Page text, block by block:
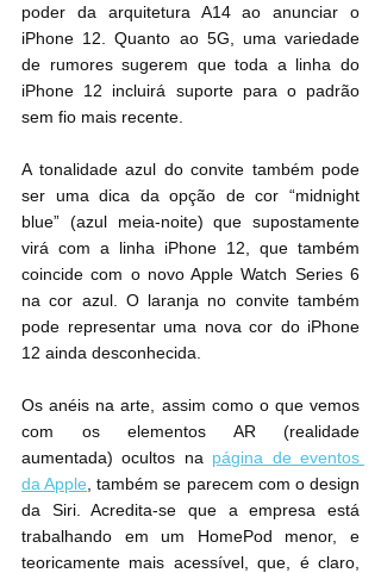
poder da arquitetura A14 ao anunciar o
iPhone 12. Quanto ao 5G, uma variedade
de rumores sugerem que toda a linha do
iPhone 12 incluirá suporte para o padrão
sem fio mais recente.
A tonalidade azul do convite também pode
ser uma dica da opção de cor “midnight
blue” (azul meia-noite) que supostamente
virá com a linha iPhone 12, que também
coincide com o novo Apple Watch Series 6
na cor azul. O laranja no convite também
pode representar uma nova cor do iPhone
12 ainda desconhecida.
Os anéis na arte, assim como o que vemos
com os elementos AR (realidade
aumentada) ocultos na página de eventos
da Apple , também se parecem com o design
da Siri. Acredita-se que a empresa está
trabalhando em um HomePod menor, e
teoricamente mais acessível, que, é claro,